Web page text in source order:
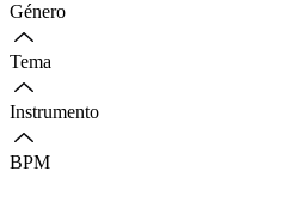
Género
Tema
Instrumento
BPM